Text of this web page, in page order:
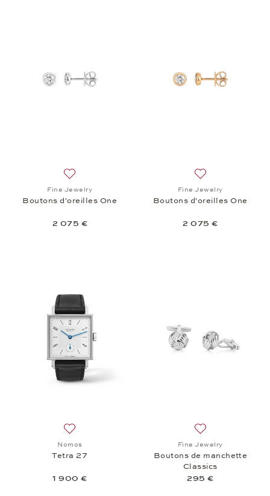
Fine Jewelry
Boutons d'oreilles One
2 075 €
Fine Jewelry
Boutons d'oreilles One
2 075 €
Nomos
Tetra 27
1 900 €
Fine Jewelry
Boutons de manchette
Classics
295 €